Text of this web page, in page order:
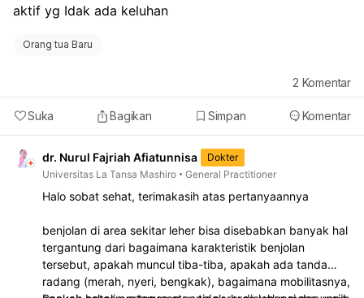
aktif yg Idak ada keluhan
Orang tua Baru
Suka Bagikan Simpan Komentar
2 Komentar
dr. Nurul Fajriah Afiatunnisa
Dokter
Universitas La Tansa Mashiro
General Practitioner
Halo sobat sehat, terimakasih atas pertanyaannya
benjolan di area sekitar leher bisa disebabkan banyak hal
tergantung dari bagaimana karakteristik benjolan
tersebut, apakah muncul tiba-tiba, apakah ada tanda
radang (merah, nyeri, bengkak), bagaimana mobilitasnya,